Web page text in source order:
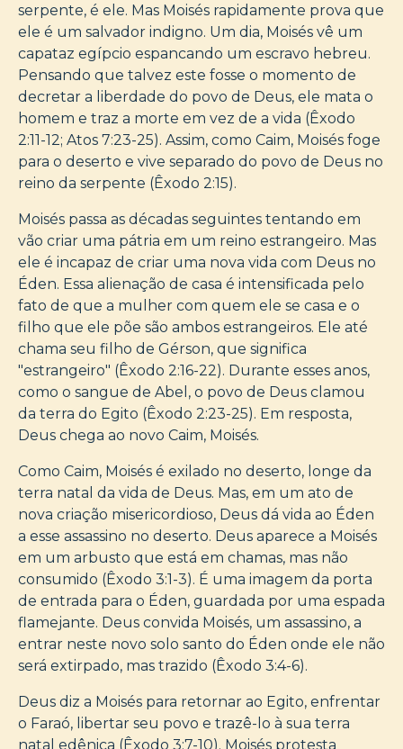
serpente, é ele. Mas Moisés rapidamente prova que
ele é um salvador indigno. Um dia, Moisés vê um
capataz egípcio espancando um escravo hebreu.
Pensando que talvez este fosse o momento de
decretar a liberdade do povo de Deus, ele mata o
homem e traz a morte em vez de a vida (Êxodo
2:11-12; Atos 7:23-25). Assim, como Caim, Moisés foge
para o deserto e vive separado do povo de Deus no
reino da serpente (Êxodo 2:15).
Moisés passa as décadas seguintes tentando em
vão criar uma pátria em um reino estrangeiro. Mas
ele é incapaz de criar uma nova vida com Deus no
Éden. Essa alienação de casa é intensificada pelo
fato de que a mulher com quem ele se casa e o
filho que ele põe são ambos estrangeiros. Ele até
chama seu filho de Gérson, que significa
"estrangeiro" (Êxodo 2:16-22). Durante esses anos,
como o sangue de Abel, o povo de Deus clamou
da terra do Egito (Êxodo 2:23-25). Em resposta,
Deus chega ao novo Caim, Moisés.
Como Caim, Moisés é exilado no deserto, longe da
terra natal da vida de Deus. Mas, em um ato de
nova criação misericordioso, Deus dá vida ao Éden
a esse assassino no deserto. Deus aparece a Moisés
em um arbusto que está em chamas, mas não
consumido (Êxodo 3:1-3). É uma imagem da porta
de entrada para o Éden, guardada por uma espada
flamejante. Deus convida Moisés, um assassino, a
entrar neste novo solo santo do Éden onde ele não
será extirpado, mas trazido (Êxodo 3:4-6).
Deus diz a Moisés para retornar ao Egito, enfrentar
o Faraó, libertar seu povo e trazê-lo à sua terra
natal edênica (Êxodo 3:7-10). Moisés protesta